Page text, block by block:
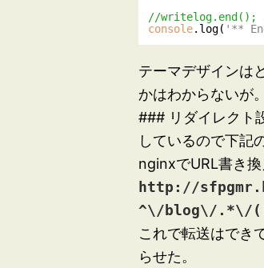
//writelog.end();
console.log( '**
テーマデザインは
かはわからないが。
### リダイレクト
しているので下記
nginxでURL書き
http://
^\/blog\/.*\/
これで転送はでき
らせた。